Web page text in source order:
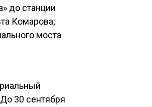
до станции
Комарова;
моста
30 сентября